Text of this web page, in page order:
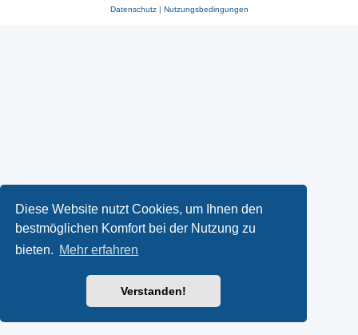
Diese Website nutzt Cookies, um Ihnen den
bestmöglichen Komfort bei der Nutzung zu
bieten. Mehr erfahren
Verstanden!
Datenschutz| Nutzungsbedingungen